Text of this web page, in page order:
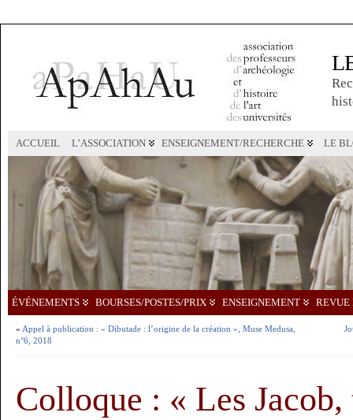
ACCUEIL L’ASSOCIATION ENSEIGNEMENT/RECHERCHE LE
ÉVÉNEMENTS BOURSES/POSTES/PRIX ENSEIGNEMENT REVUE
« Appel à publication : « Dibutade : l’origine de la création », Muse Medusa,
n°6, 2018
Colloque : « Les